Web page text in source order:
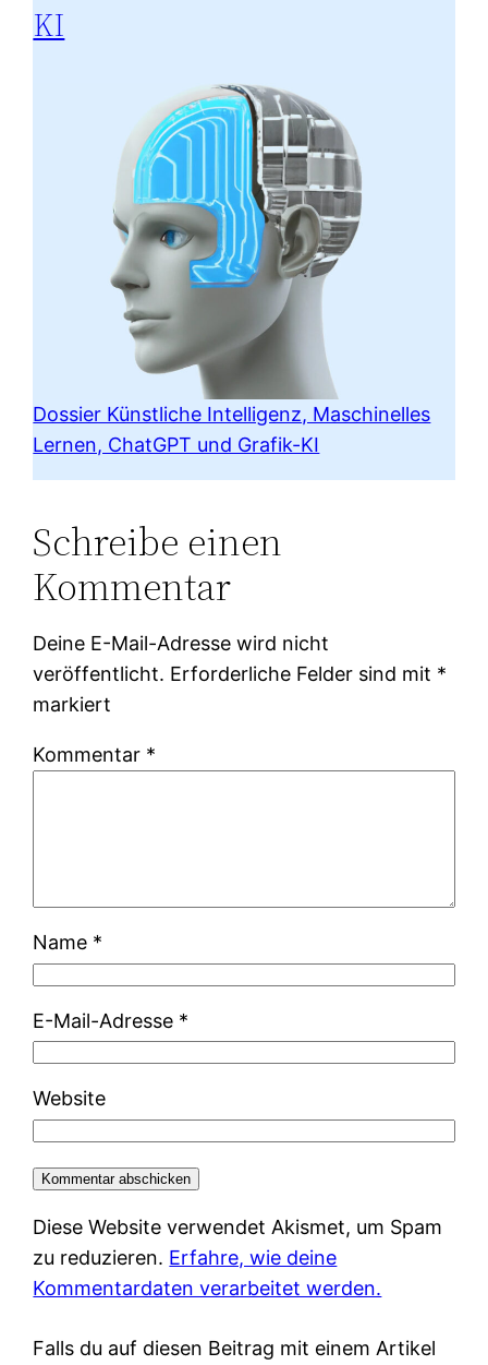
KI
Dossier Künstliche Intelligenz, Maschinelles
Lernen, ChatGPT und Grafik-KI
Schreibe einen
Kommentar
Deine E-Mail-Adresse wird nicht
veröffentlicht. Erforderliche Felder sind mit *
markiert
Kommentar *
Name *
E-Mail-Adresse *
Website
Diese Website verwendet Akismet, um Spam
zu reduzieren. Erfahre, wie deine
Kommentardaten verarbeitet werden.
Falls du auf diesen Beitrag mit einem Artikel